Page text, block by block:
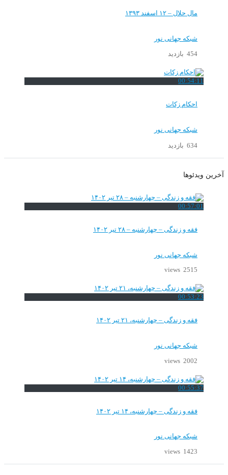
مال حلال – ۱۲ اسفند ۱۳۹۳
شبکه جهانی نور
454 بازدید
00:54:11
احکام زکات
شبکه جهانی نور
634 بازدید
آخرین ویدئوها
00:57:01
فقه و زندگی – چهارشنبه – ۲۸ تیر ۱۴۰۲
شبکه جهانی نور
2515 views
00:53:23
فقه و زندگی – چهارشنبه، ۲۱ تیر ۱۴۰۲
شبکه جهانی نور
2002 views
00:55:37
فقه و زندگی – چهارشنبه، ۱۴ تیر ۱۴۰۲
شبکه جهانی نور
1423 views